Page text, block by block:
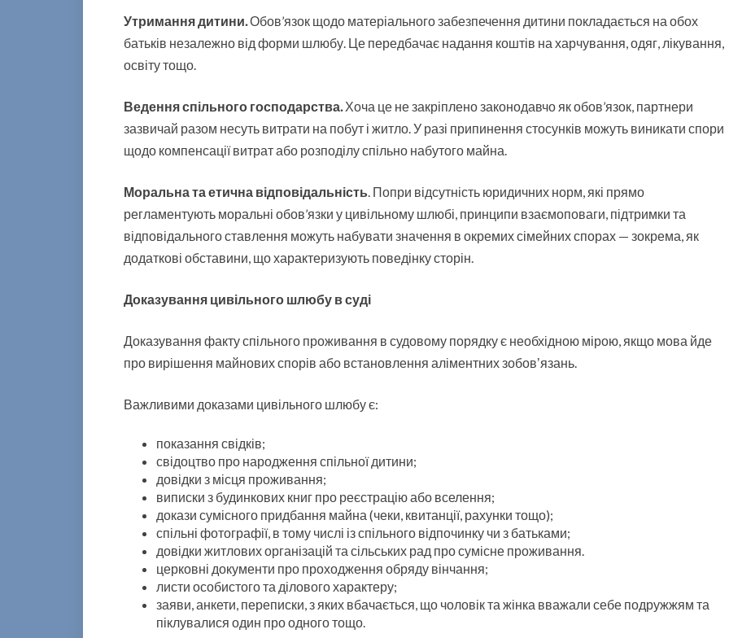
Утримання дитини.Обов’язок щодо матеріального забезпечення дитини покладається на обох
батьків незалежно від форми шлюбу. Це передбачає надання коштів на харчування, одяг, лікування,
освіту тощо.
Ведення спільного господарства.Хоча це не закріплено законодавчо як обов’язок, партнери
зазвичай разом несуть витрати на побут і житло. У разі припинення стосунків можуть виникати спори
щодо компенсації витрат або розподілу спільно набутого майна.
Моральна та етична відповідальність. Попри відсутність юридичних норм, які прямо
регламентують моральні обов’язки у цивільному шлюбі, принципи взаємоповаги, підтримки та
відповідального ставлення можуть набувати значення в окремих сімейних спорах — зокрема, як
додаткові обставини, що характеризують поведінку сторін.
Доказування цивільного шлюбу в суді
Доказування факту спільного проживання в судовому порядку є необхідною мірою, якщо мова йде
про вирішення майнових спорів або встановлення аліментних зобовʼязань.
Важливими доказами цивільного шлюбу є:
показання свідків;
свідоцтво про народження спільної дитини;
довідки з місця проживання;
виписки з будинкових книг про реєстрацію або вселення;
докази сумісного придбання майна (чеки, квитанції, рахунки тощо);
спільні фотографії, в тому числі із спільного відпочинку чи з батьками;
довідки житлових організацій та сільських рад про сумісне проживання.
церковні документи про проходження обряду вінчання;
листи особистого та ділового характеру;
заяви, анкети, переписки, з яких вбачається, що чоловік та жінка вважали себе подружжям та
піклувалися один про одного тощо.